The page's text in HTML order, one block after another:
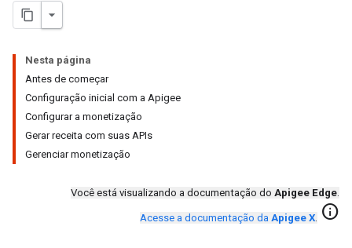
Nesta página
Antes de começar
Configuração inicial com a Apigee
Configurar a monetização
Gerar receita com suas APIs
Gerenciar monetização
Você está visualizando a documentação do Apigee Edge.
Acesse a documentação da Apigee X. info